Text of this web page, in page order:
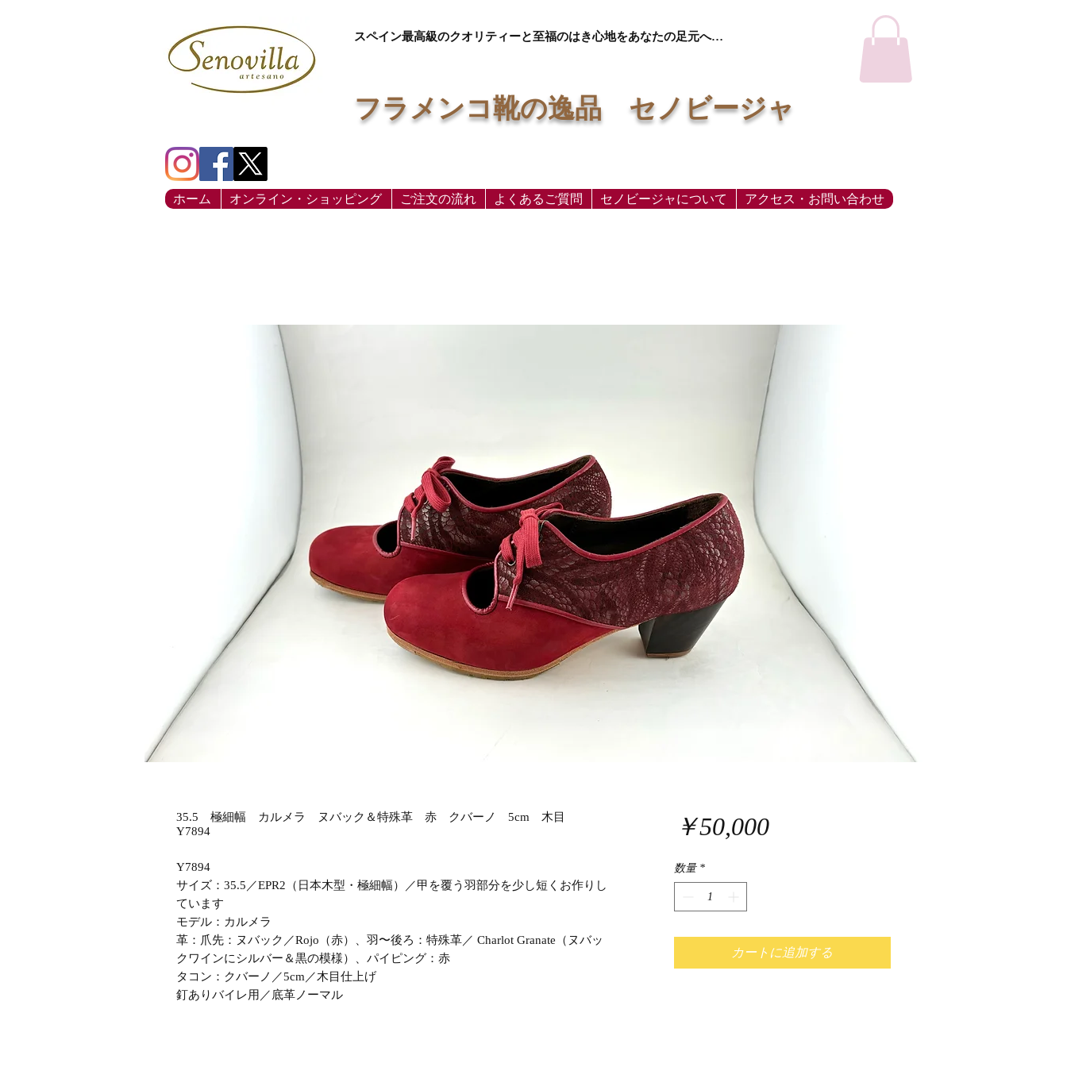
スペイン最高級のクオリティーと至福のはき心地をあなたの足元へ…
フラメンコ靴の逸品 セノビージャ
ホーム オンライン・ショッピング ご注文の流れ よくあるご質問 セノビージャについて アクセス・お問い合わせ
35.5 極細幅 カルメラ ヌバック＆特殊革 赤 クバーノ 5cm 木目
Y7894
Y7894
サイズ：35.5／EPR2（日本木型・極細幅）／甲を覆う羽部分を少し短くお作りし
ています
モデル：カルメラ
革：爪先：ヌバック／Rojo（赤）、羽〜後ろ：特殊革／ Charlot Granate（ヌバッ
クワインにシルバー＆黒の模様）、パイピング：赤
タコン：クバーノ／5cm／木目仕上げ
釘ありバイレ用／底革ノーマル
￥50,000価
数量 *
カートに追加する